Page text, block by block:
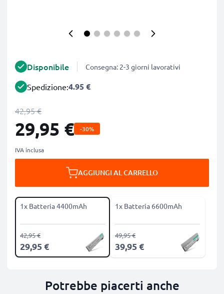
Disponibile Consegna: 2-3 giorni lavorativi
Spedizione:4.95 €
42,95 €
29,95 € -30%
IVA inclusa
AGGIUNGI AL CARRELLO
1x Batteria 4400mAh
29,95 €
42,95 €
1x Batteria 6600mAh
39,95 €
49,95 €
Potrebbe piacerti anche